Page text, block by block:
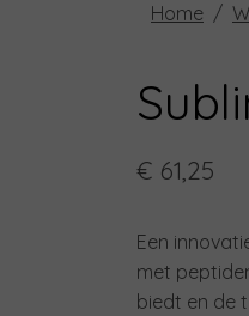
Home
€ 61,25
Een
met
biedt en de